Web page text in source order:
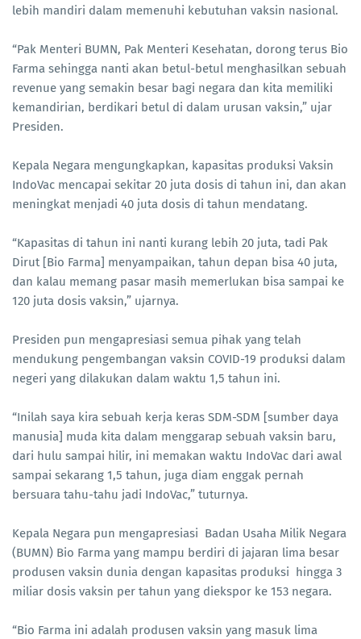
lebih mandiri dalam memenuhi kebutuhan vaksin nasional.
“Pak Menteri BUMN, Pak Menteri Kesehatan, dorong terus Bio
Farma sehingga nanti akan betul-betul menghasilkan sebuah
revenue yang semakin besar bagi negara dan kita memiliki
kemandirian, berdikari betul di dalam urusan vaksin,” ujar
Presiden.
Kepala Negara mengungkapkan, kapasitas produksi Vaksin
IndoVac mencapai sekitar 20 juta dosis di tahun ini, dan akan
meningkat menjadi 40 juta dosis di tahun mendatang.
“Kapasitas di tahun ini nanti kurang lebih 20 juta, tadi Pak
Dirut [Bio Farma] menyampaikan, tahun depan bisa 40 juta,
dan kalau memang pasar masih memerlukan bisa sampai ke
120 juta dosis vaksin,” ujarnya.
Presiden pun mengapresiasi semua pihak yang telah
mendukung pengembangan vaksin COVID-19 produksi dalam
negeri yang dilakukan dalam waktu 1,5 tahun ini.
“Inilah saya kira sebuah kerja keras SDM-SDM [sumber daya
manusia] muda kita dalam menggarap sebuah vaksin baru,
dari hulu sampai hilir, ini memakan waktu IndoVac dari awal
sampai sekarang 1,5 tahun, juga diam enggak pernah
bersuara tahu-tahu jadi IndoVac,” tuturnya.
Kepala Negara pun mengapresiasi Badan Usaha Milik Negara
(BUMN) Bio Farma yang mampu berdiri di jajaran lima besar
produsen vaksin dunia dengan kapasitas produksi hingga 3
miliar dosis vaksin per tahun yang diekspor ke 153 negara.
“Bio Farma ini adalah produsen vaksin yang masuk lima